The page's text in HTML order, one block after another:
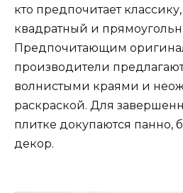
кто предпочитает
квадратный и
Предпочитающим
производители
волнистыми краями и
раскраской. Для
плитке докупаются панно,
декор.